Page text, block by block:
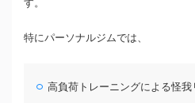
す。
特にパーソナルジムでは、
高負荷トレーニングによる怪我